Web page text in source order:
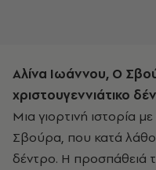
Αλίνα Ιωάννου, Ο
χριστουγεννιάτικο
Μια γιορτινή ιστορία
Σβούρα, που κατά λάθος
δέντρο. Η προσπάθειά